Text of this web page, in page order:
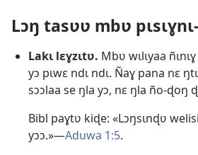
Lɔŋ tasʋʋ mbʋ
Lakɩ lɛɣzɩtʋ. Mbʋ wɩlɩyaa
yɔ pɩwɛ ndɩ ndɩ. Ñaɣ pana nɛ
sɔɔlaa se ŋla yɔ, nɛ ŋla ño-ɖoŋ
Bibl paɣtʋ kiɖe: «Lɔŋsɩnɖʋ
yɔɔ.»—Aduwa 1:5.